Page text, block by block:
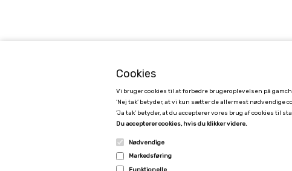
Cookies
Vi bruger cookies til at forbedre brugeroplevelsen på
’Nej tak’ betyder, at vi kun sætter de allermest nødvendige
’Ja tak’ betyder, at du accepterer vores brug af cookies til
Du accepterer cookies, hvis du klikker videre.
Nødvendige
Markedsføring
Funktionelle
Kimmerslevvej 11, 4140 Borup, Denmark - CVR 40171053
0045 24790533